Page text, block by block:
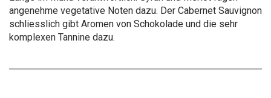
angenehme vegetative Noten dazu. Der Cabernet Sauvignon
schliesslich gibt Aromen von Schokolade und die sehr
komplexen Tannine dazu.